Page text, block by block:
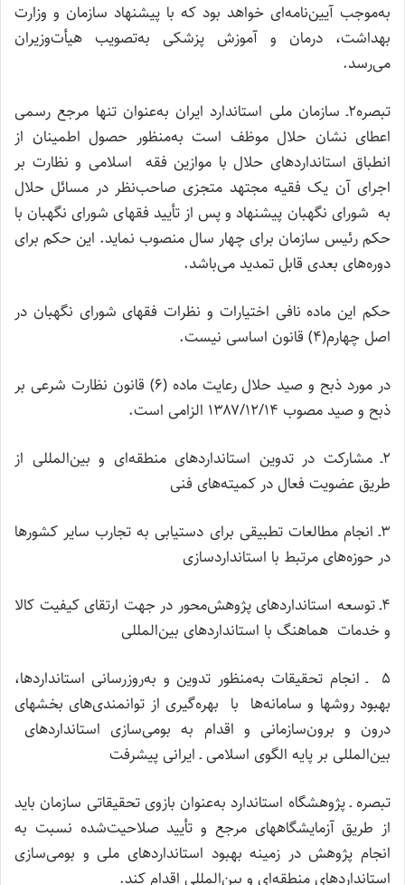
به‌موجب آیین‌نامه‌ای خواهد بود که با پیشنهاد سازمان و وزارت
بهداشت، درمان و آموزش پزشکی به‌تصویب هیأت‌وزیران
می‌رسد.
تبصره۲ـ سازمان ملی استاندارد ایران به‌عنوان تنها مرجع رسمی
اعطای نشان حلال موظف است به‌منظور حصول اطمینان از
انطباق استانداردهای حلال با موازین فقه اسلامی و نظارت بر
اجرای آن یک فقیه مجتهد متجزی صاحب‌نظر در مسائل حلال
به شورای نگهبان پیشنهاد و پس از تأیید فقهای شورای نگهبان با
حکم رئیس سازمان برای چهار سال منصوب نماید. این حکم برای
دوره‌های بعدی قابل تمدید می‌باشد.
حکم این ماده نافی اختیارات و نظرات فقهای شورای نگهبان در
اصل چهارم(۴) قانون اساسی نیست.
در مورد ذبح و صید حلال رعایت ماده (۶) قانون نظارت شرعی بر
ذبح و صید مصوب ۱۳۸۷/۱۲/۱۴ الزامی است.
۲ـ مشارکت در تدوین استانداردهای منطقه‌ای و بین‌المللی از
طریق عضویت فعال در کمیته‌های فنی
۳ـ انجام مطالعات تطبیقی برای دستیابی به تجارب سایر کشورها
در حوزه‌های مرتبط با استانداردسازی
۴ـ توسعه استانداردهای پژوهش‌محور در جهت ارتقای کیفیت کالا
و خدمات هماهنگ با استانداردهای بین‌المللی
۵ ـ انجام تحقیقات به‌منظور تدوین و به‌روزرسانی استانداردها،
بهبود روشها و سامانه‌ها با بهره‌گیری از توانمندی‌های بخشهای
درون و برون‌سازمانی و اقدام به بومی‌سازی استانداردهای
بین‌المللی بر پایه الگوی اسلامی ـ ایرانی پیشرفت
تبصره ـ پژوهشگاه استاندارد به‌عنوان بازوی تحقیقاتی سازمان باید
از طریق آزمایشگاههای مرجع و تأیید صلاحیت‌شده نسبت به
انجام پژوهش در زمینه بهبود استانداردهای ملی و بومی‌سازی
استانداردهای منطقه‌ای و بین‌المللی اقدام کند.